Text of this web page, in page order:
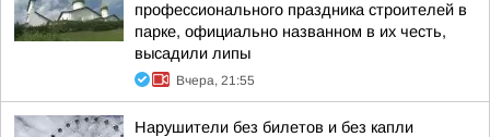
профессионального праздника строителей в
парке, официально названном в их честь,
высадили липы
Вчера, 21:55
Нарушители без билетов и без капли